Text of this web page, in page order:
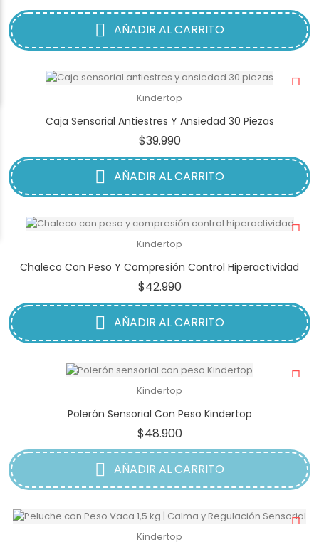
AÑADIR AL CARRITO
Kindertop
Caja Sensorial Antiestres Y Ansiedad 30 Piezas
$39.990Precio
AÑADIR AL CARRITO
Kindertop
Chaleco Con Peso Y Compresión Control Hiperactividad
$42.990Precio
AÑADIR AL CARRITO
Kindertop
Polerón Sensorial Con Peso Kindertop
$48.900Precio
AÑADIR AL CARRITO
Kindertop